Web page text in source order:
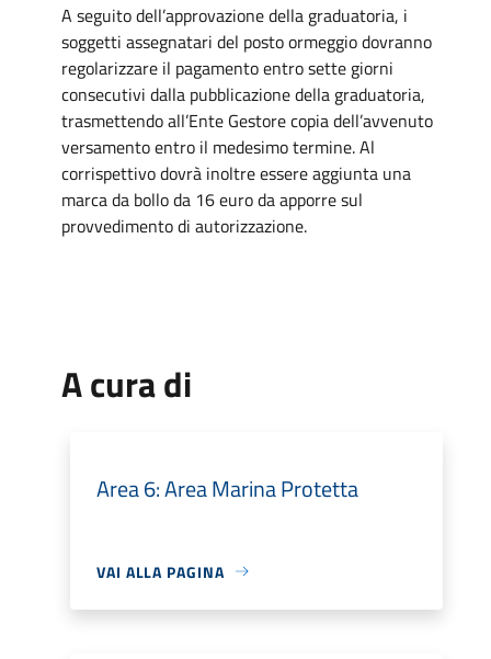
A seguito dell’approvazione della graduatoria, i
soggetti assegnatari del posto ormeggio dovranno
regolarizzare il pagamento entro sette giorni
consecutivi dalla pubblicazione della graduatoria,
trasmettendo all’Ente Gestore copia dell’avvenuto
versamento entro il medesimo termine. Al
corrispettivo dovrà inoltre essere aggiunta una
marca da bollo da 16 euro da apporre sul
provvedimento di autorizzazione.
A cura di
Area 6: Area Marina Protetta
VAI ALLA PAGINA